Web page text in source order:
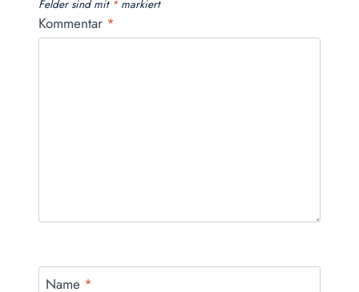
Felder sind mit *markiert
Kommentar *
Name *